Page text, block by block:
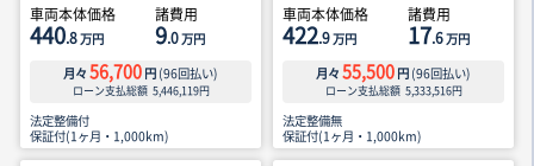
車両本体価格
440.8万円
諸費用
9.0万円
月々 56,700 円 (96回払い)
ローン支払総額 5,446,119円
法定整備付
保証付(1ヶ月・1,000km)
車両本体価格
422.9万円
諸費用
17.6万円
月々 55,500 円 (96回払い)
ローン支払総額 5,333,516円
法定整備無
保証付(1ヶ月・1,000km)